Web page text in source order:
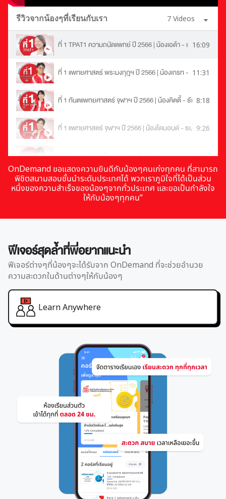
วิวัฒนาการ และพันธุศาสตร์เชิงประชากร ม.4 | ตัวอย่างคอร์สเรี
19:58
เคมี
คณิต
เซต ม.4 | ตัวอย่างคอร์สเรียน เลข ม.ปลาย | OnDemand32:37
ตรรกศาสตร์ ม.4 | ตัวอย่างคอร์สเรียน เลข ม.ปลาย | OnDemand
40:59
ระบบจำนวนจริง ม.4 | ตัวอย่างคอร์สเรียน เลข ม.ปลาย |
ทฤษฎีจำนวนเบื้องต้น ม.4 | ตัวอย่างคอร์สเรียน เลข ม.ปลาย |
เรขาคณิตวิเคราะห์ และภาคตัดกรวย ม.4 | ตัวอย่างคอร์สเรียน เล
รีวิวจากน้องๆที่เรียนกับเรา 7 Videos
ที่ 1 TPAT1 ความถนัดแพทย์ ปี 2566 | น้องเอด้า - เอฎา16:09
ที่ 1 แพทยศาสตร์ พระมงกุฎฯ ปี 2566 | น้องเกรท - โชติพัฒน์
11:31
ที่ 1 ทันตแพทยศาสตร์ จุฬาฯ ปี 2566 | น้องคิตตี้ - ธัญสินี
8:18
ที่ 1 แพทยศาสตร์ จุฬาฯ ปี 2566 | น้องไดมอนด์ - ธนบดี9:26
TOP คะแนน 100 เต็ม A-Level ชีววิทยา ปี 2566 | น้องพราว - รด
8:47
ที่ 1 แพทย์ศิริราช ปี 2565 | น้องฟ้าใส โตธนะรุ่งโรจน์ 12:21
OnDemand ขอแสดงความยินดีกับน้องๆคนเก่งทุกคน ที่สามารถ
พิชิตสนามสอบชั้นนำระดับประเทศได้ พวกเราภูมิใจที่ได้เป็นส่วน
หนึ่งของความสำเร็จของน้องๆจากทั่วประเทศ และขอเป็นกำลังใจ
ให้กับน้องๆทุกคน”
ฟีเจอร์สุดล้ำที่พี่อยากแนะนำ
ฟีเจอร์ต่างๆที่น้องๆจะได้รับจาก OnDemand ที่จะช่วยอำนวย
ความสะดวกในด้านต่างๆให้กับน้องๆ
Learn Anywhere